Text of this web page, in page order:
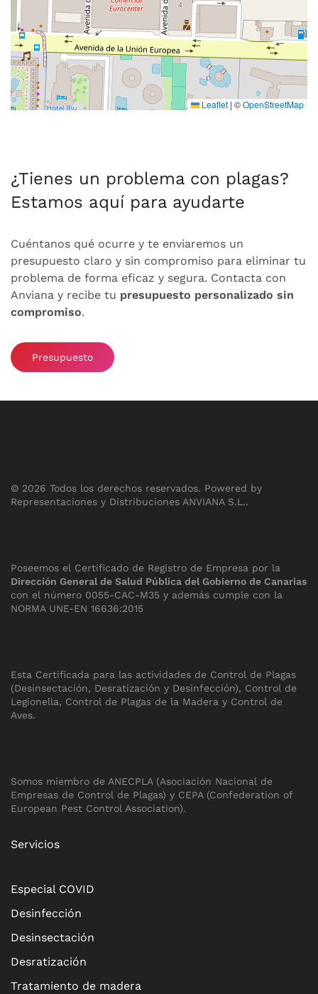
Leaflet | ©OpenStreetMap
¿Tienes un problema con plagas?
Estamos aquí para ayudarte
Cuéntanos qué ocurre y te enviaremos un
presupuesto claro y sin compromiso para eliminar tu
problema de forma eficaz y segura. Contacta con
Anviana y recibe tu presupuesto personalizado sin
compromiso.
Presupuesto
© 2026 Todos los derechos reservados. Powered by
Representaciones y Distribuciones ANVIANA S.L..
Poseemos el Certificado de Registro de Empresa por la
Dirección General de Salud Pública del Gobierno de Canarias
con el número 0055-CAC-M35 y además cumple con la
NORMA UNE-EN 16636:2015
Esta Certificada para las actividades de Control de Plagas
(Desinsectación, Desratización y Desinfección), Control de
Legionella, Control de Plagas de la Madera y Control de
Aves.
Somos miembro de ANECPLA (Asociación Nacional de
Empresas de Control de Plagas) y CEPA (Confederation of
European Pest Control Association).
Servicios
Especial COVID
Desinfección
Desinsectación
Desratización
Tratamiento de madera